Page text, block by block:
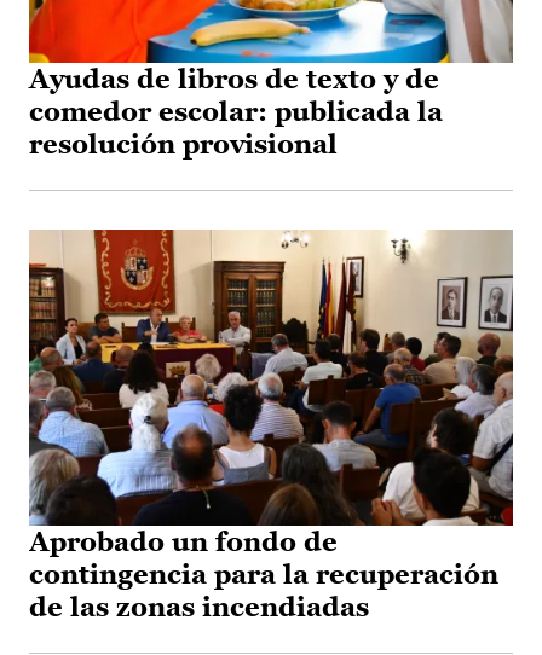
Ayudas de libros de texto y de
comedor escolar: publicada la
resolución provisional
Aprobado un fondo de
contingencia para la recuperación
de las zonas incendiadas